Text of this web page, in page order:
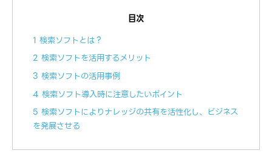
目次
1 検索ソフトとは？
2 検索ソフトを活用するメリット
3 検索ソフトの活用事例
4 検索ソフト導入時に注意したいポイント
5 検索ソフトによりナレッジの共有を活性化し、ビジネス
を発展させる